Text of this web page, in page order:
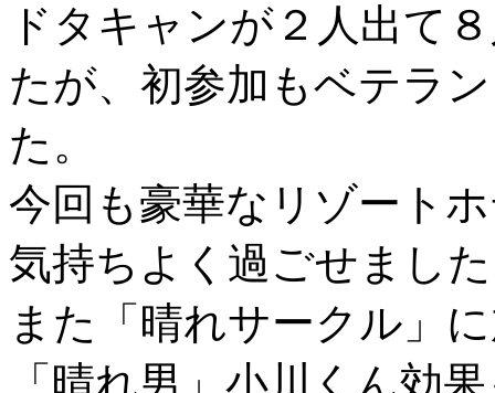
ドタキャンが２人出て
たが、初参加もベテラ
た。
今回も豪華なリゾート
気持ちよく過ごせまし
また「晴れサークル」
「晴れ男」小川くん効